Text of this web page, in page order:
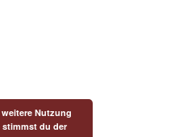
Nutzung
stimmst du der